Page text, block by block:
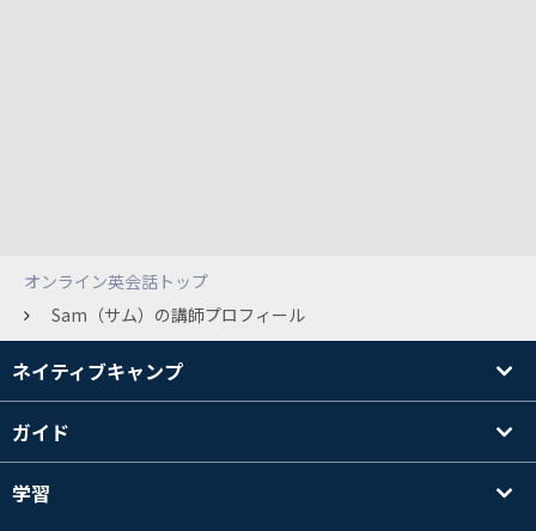
オンライン英会話トップ
Sam（サム）の講師プロフィール
ネイティブキャンプ
ガイド
学習